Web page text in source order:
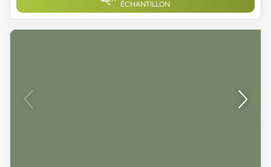
ÉCHANTILLON